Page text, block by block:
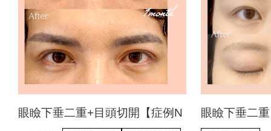
眼瞼下垂二重+目頭切開【症例N 眼瞼下垂二